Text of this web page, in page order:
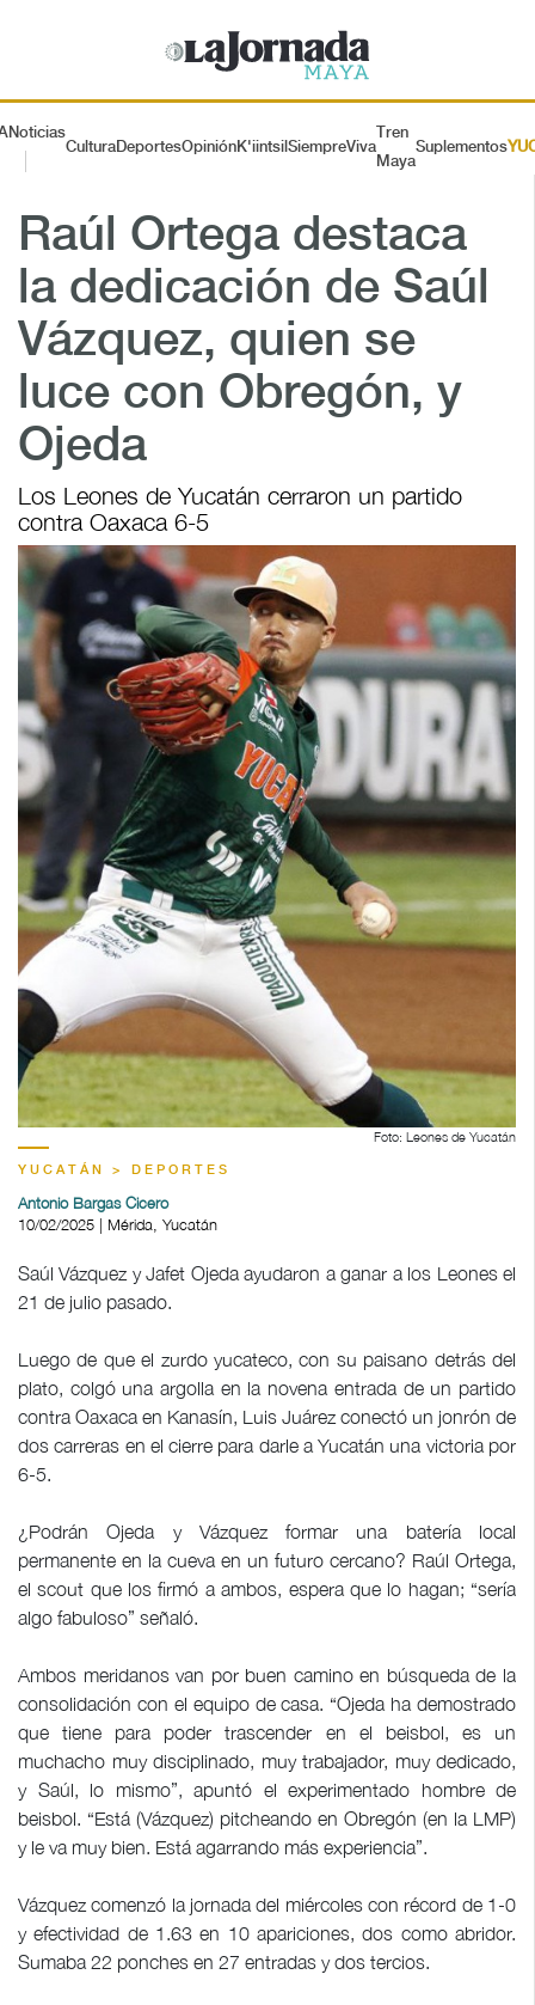
Noticias
CulturaDeportesOpiniónK'iintsil SiempreViva
Tren
Maya
Suplementos
Raúl Ortega destaca
la dedicación de Saúl
Vázquez, quien se
luce con Obregón, y
Ojeda
Los Leones de Yucatán cerraron un partido
contra Oaxaca 6-5
Foto: Leones de Yucatán
YUCATÁN > DEPORTES
Antonio Bargas Cicero
10/02/2025 | Mérida, Yucatán
Saúl Vázquez y Jafet Ojeda ayudaron a ganar a los Leones el
21 de julio pasado.
Luego de que el zurdo yucateco, con su paisano detrás del
plato, colgó una argolla en la novena entrada de un partido
contra Oaxaca en Kanasín, Luis Juárez conectó un jonrón de
dos carreras en el cierre para darle a Yucatán una victoria por
6-5.
¿Podrán Ojeda y Vázquez formar una batería local
permanente en la cueva en un futuro cercano? Raúl Ortega,
el scout que los firmó a ambos, espera que lo hagan; “sería
algo fabuloso” señaló.
Ambos meridanos van por buen camino en búsqueda de la
consolidación con el equipo de casa. “Ojeda ha demostrado
que tiene para poder trascender en el beisbol, es un
muchacho muy disciplinado, muy trabajador, muy dedicado,
y Saúl, lo mismo”, apuntó el experimentado hombre de
beisbol. “Está (Vázquez) pitcheando en Obregón (en la LMP)
y le va muy bien. Está agarrando más experiencia”.
Vázquez comenzó la jornada del miércoles con récord de 1-0
y efectividad de 1.63 en 10 apariciones, dos como abridor.
Sumaba 22 ponches en 27 entradas y dos tercios.